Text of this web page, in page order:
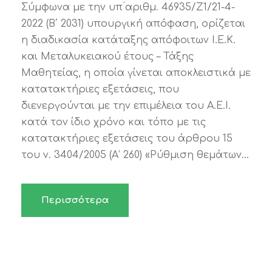
Σύμφωνα με την υπ ́αριθμ. 46935/Ζ1/21-4-
2022 (Β΄ 2031) υπουργική απόφαση, ορίζεται
η διαδικασία κατάταξης απόφοιτων Ι.Ε.Κ.
και Μεταλυκειακού έτους – Τάξης
Μαθητείας, η οποία γίνεται αποκλειστικά με
κατατακτήριες εξετάσεις, που
διενεργούνται με την επιμέλεια του Α.Ε.Ι.
κατά τον ίδιο χρόνο και τόπο με τις
κατατακτήριες εξετάσεις του άρθρου 15
του ν. 3404/2005 (Α’ 260) «Ρύθμιση θεμάτων...
Περισσότερα